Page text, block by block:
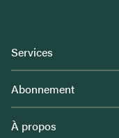
Services
Abonnement
À propos